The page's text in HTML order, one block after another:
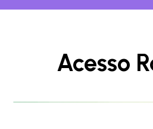
Acesso